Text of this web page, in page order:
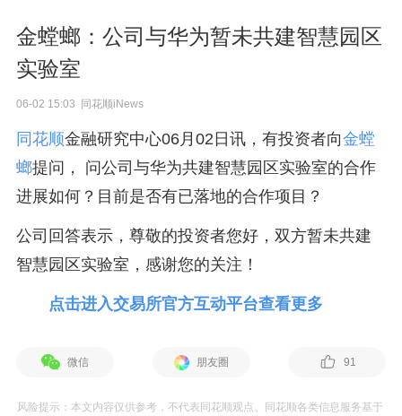
金螳螂：公司与华为暂未共建智慧园区
实验室
06-02 15:03 同花顺iNews
同花顺金融研究中心06月02日讯，有投资者向金螳
螂提问， 问公司与华为共建智慧园区实验室的合作
进展如何？目前是否有已落地的合作项目？
公司回答表示，尊敬的投资者您好，双方暂未共建
智慧园区实验室，感谢您的关注！
点击进入交易所官方互动平台查看更多
微信 朋友圈 91
风险提示：本文内容仅供参考，不代表同花顺观点。同花顺各类信息服务基于